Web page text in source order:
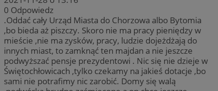
0 Odpowiedz
.Oddać cały Urząd Miasta do Chorzowa albo Bytomia
,bo bieda aż piszczy. Skoro nie ma pracy pieniędzy w
mieście ,nie ma zysków, pracy, ludzie dojeżdżają do
innych miast, to zamknąć ten majdan a nie jeszcze
podwyższać pensje prezydentowi . Nic się nie dzieje w
Świętochłowicach ,tylko czekamy na jakieś dotacje ,bo
sami nie potrafimy nic zarobić. Domy się walą